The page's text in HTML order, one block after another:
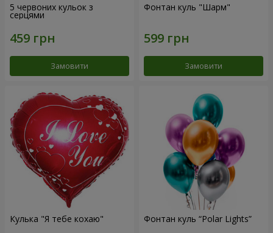
5 червоних кульок з
серцями
Замовити
Фонтан куль "Шарм"
Замовити
Кулька "Я тебе кохаю" Фонтан куль “Polar Lights”